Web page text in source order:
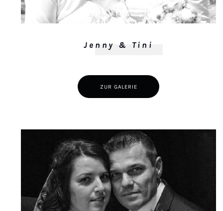
Jenny & Tini
ZUR GALERIE